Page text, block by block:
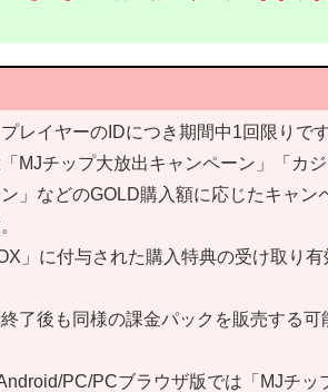
レイヤーのIDにつき期間中1回限りで
MJチップ大放出キャンペーン」「カ
」などのGOLD購入額に応じたキャン
」に付与された購入特典の受け取り
了後も同様の課金パックを販売する可
PC/PCブラウザ版では「MJチッ